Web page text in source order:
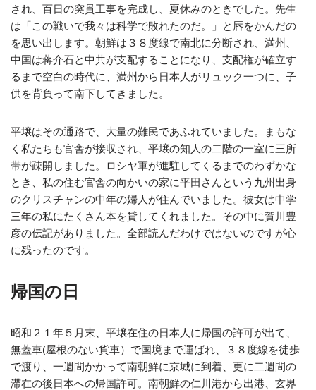
され、百日の突貫工事を完成し、夏休みのときでした。先生
は「この戦いで我々は科学で敗れたのだ。」と唇をかんだの
を思い出します。朝鮮は３８度線で南北に分断され、満州、
中国は蒋介石と中共が支配することになり、支配権が確立す
るまで空白の時代に、満州から日本人がリュック一つに、子
供を背負って南下してきました。
平壌はその通路で、大量の難民であふれていました。まもな
く私たちも官舎が接収され、平壌の知人の二階の一室に三所
帯が疎開しました。ロシヤ軍が進駐してくるまでのわずかな
とき、私の住む官舎の向かいの家に平田さんという九州出身
のクリスチャンの中年の婦人が住んでいました。彼女は中学
三年の私にたくさん本を貸してくれました。その中に賀川豊
彦の伝記がありました。全部読んだわけではないのですが心
に残ったのです。
帰国の日
昭和２１年５月末、平壌在住の日本人に帰国の許可が出て、
無蓋車(屋根のない貨車）で国境まで運ばれ、３８度線を徒歩
で渡り、一週間かかって南朝鮮に京城に到着、更に二週間の
滞在の後日本への帰国許可。南朝鮮の仁川港から出港、玄界